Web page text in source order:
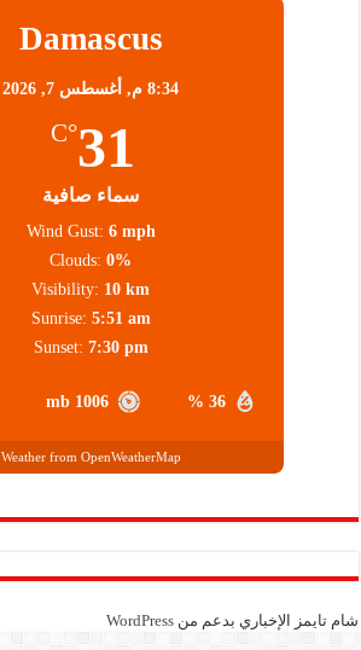
Damascus
8:34 م, أغسطس 7, 2026
31
°C
سماء صافية
36 %
1006 mb
Wind Gust: 6 mph
Clouds: 0%
Visibility: 10 km
Sunrise: 5:51 am
Sunset: 7:30 pm
Weather from OpenWeatherMap
شام تايمز الإخباري بدعم منWordPress